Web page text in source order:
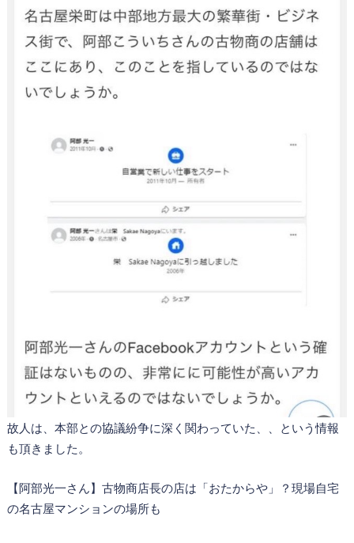
故人は、本部との協議紛争に深く関わっていた、、という情報
も頂きました。
【阿部光一さん】古物商店長の店は「おたからや」？現場自宅
の名古屋マンションの場所も